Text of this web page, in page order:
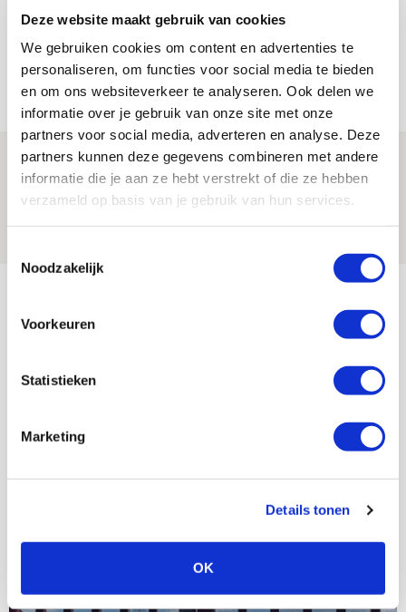
Deze website maakt gebruik van cookies
We gebruiken cookies om content en advertenties te
personaliseren, om functies voor social media te bieden
en om ons websiteverkeer te analyseren. Ook delen we
informatie over je gebruik van onze site met onze
partners voor social media, adverteren en analyse. Deze
partners kunnen deze gegevens combineren met andere
informatie die je aan ze hebt verstrekt of die ze hebben
verzameld op basis van je gebruik van hun services.
Noodzakelijk
Voorkeuren
Statistieken
Marketing
Details tonen
OK
Volop enthousiasme in fotoverslag van
Europees treffen met Shelbourne
Míchel niet blij met resultaat en spel
na rust: ‘De focus nam af’
AGENDA
23
Selectiedag ballenjongens/-meiden
Blogs